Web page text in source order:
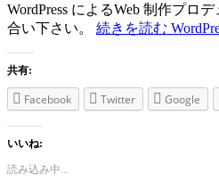
WordPress によるWeb 制作プロ
合い下さい。 続きを読む
共有:
Facebook Twitter Google
いいね:
読み込み中...